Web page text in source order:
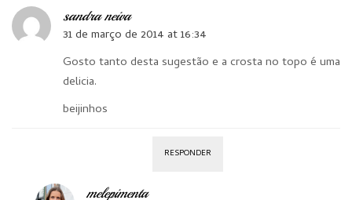
sandra neiva
31 de março de 2014 at 16:34
Gosto tanto desta sugestão e a crosta no topo é uma
delicia.
beijinhos
RESPONDER
melepimenta